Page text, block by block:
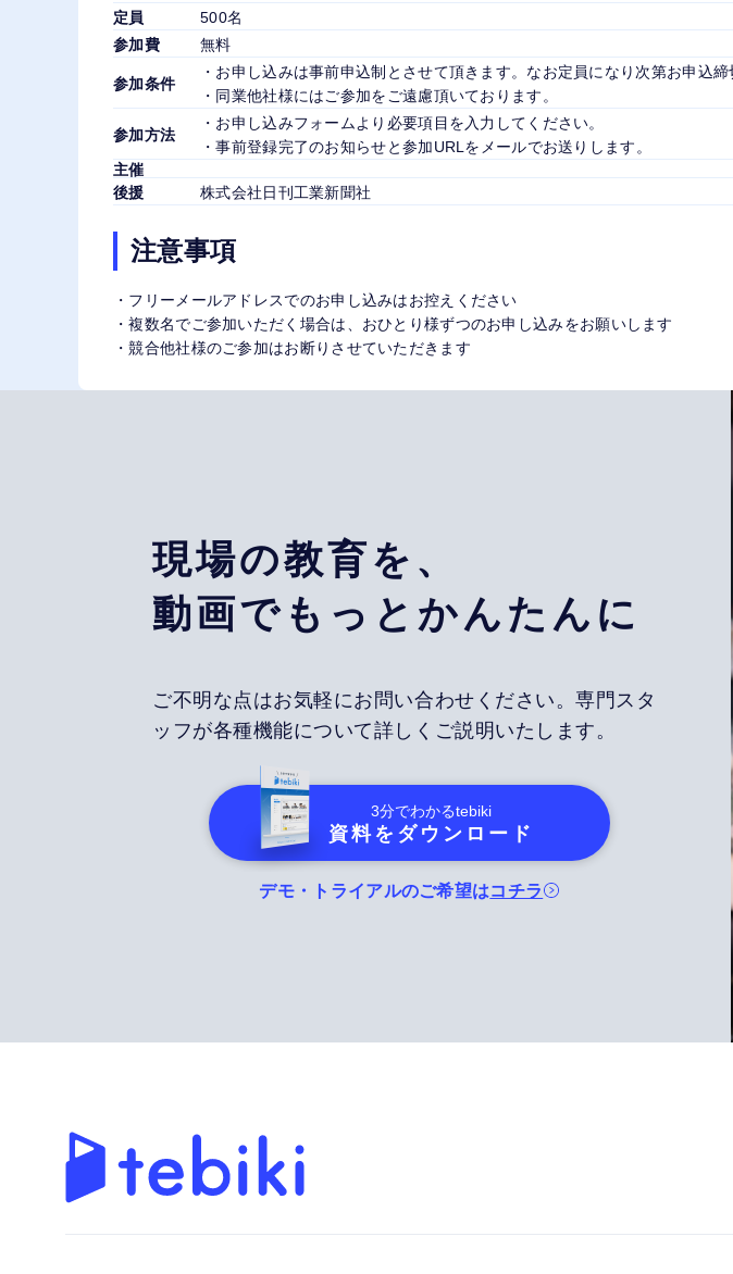
定員
500名
参加費
無料
参加条件
・お申し込みは事前申込制とさせて頂きます。なお定員になり次第お申込締
・同業他社様にはご参加をご遠慮頂いております。
参加方法
・お申し込みフォームより必要項目を入力してください。
・事前登録完了のお知らせと参加URLをメールでお送りします。
主催
後援
株式会社日刊工業新聞社
注意事項
・フリーメールアドレスでのお申し込みはお控えください
・複数名でご参加いただく場合は、おひとり様ずつのお申し込みをお願いします
・競合他社様のご参加はお断りさせていただきます
現場の教育を、
動画でもっとかんたんに
ご不明な点はお気軽にお問い合わせください。専門スタ
ッフが各種機能について詳しくご説明いたします。
3分でわかるtebiki
資料をダウンロード
デモ・トライアルのご希望はコチラ